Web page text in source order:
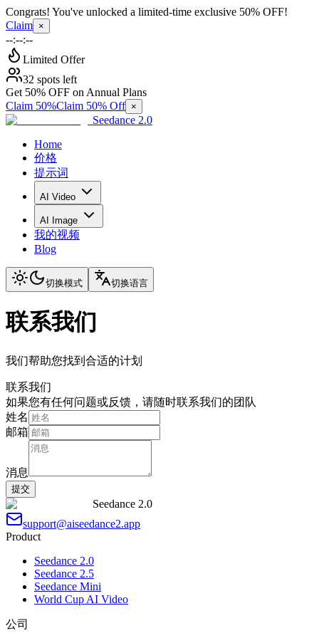
Congrats! You've unlocked a limited-time exclusive 50% OFF!
Claim ×
--:--:--
Limited Offer
32 spots left
Get 50% OFF on Annual Plans
Claim 50%Claim 50% Off ×
Seedance 2.0
Home
价格
提示词
AI Video
AI Image
我的视频
Blog
切换模式 切换语言
联系我们
我们帮助您找到合适的计划
联系我们
如果您有任何问题或反馈，请随时联系我们的团队
姓名
邮箱
消息
提交
Seedance 2.0
support@aiseedance2.app
Product
Seedance 2.0
Seedance 2.5
Seedance Mini
World Cup AI Video
公司